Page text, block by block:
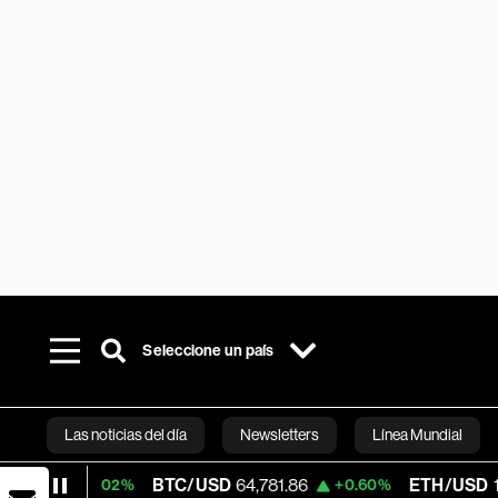
Seleccione un país
Las noticias del día Newsletters Línea Mundial
Bloomberg
BTC/USD 64,781.86 +0.60% ETH/USD 1,913.97